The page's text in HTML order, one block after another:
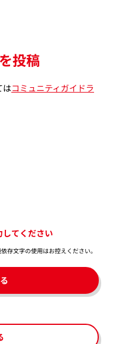
投稿
はコミュニティガイドラ
てください
存文字の使用はお控えください。​